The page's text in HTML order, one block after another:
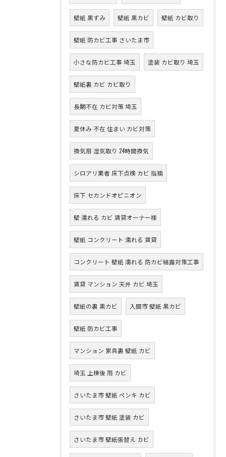
壁紙 黒ずみ 壁紙 黒カビ 壁紙 カビ取り
壁紙 防カビ工事 さいたま市
小さな防カビ工事 埼玉 塗装 カビ取り 埼玉
壁紙裏 カビ カビ取り
長期不在 カビ対策 埼玉
夏休み 不在 住まい カビ対策
換気扇 湿気取り 24時間換気
シロアリ業者 床下点検 カビ 指摘
床下 セカンドオピニオン
壁 濡れる カビ 賃貸オーナー様
壁紙 コンクリート 濡れる 賃貸
コンクリート 壁紙 濡れる 防カビ結露対策工事
賃貸 マンション 天井 カビ 埼玉
壁紙の裏 黒カビ 入間市 壁紙 黒カビ
壁紙 防カビ工事
マンション 家具裏 壁紙 カビ
埼玉 上棟後 雨 カビ
さいたま市 壁紙 ペンキ カビ
さいたま市 壁紙 塗装 カビ
さいたま市 壁紙張替え カビ